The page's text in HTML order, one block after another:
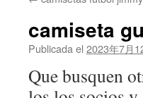
camiseta
Publicada el 2023年7月
Que busquen